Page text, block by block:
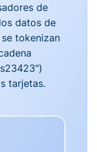
de
datos de
tokenizan
tarjetas.